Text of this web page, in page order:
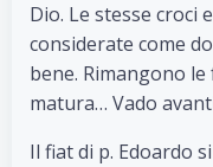
Dio. Le stesse croci
considerate come
bene. Rimangono le
matura… Vado
Il fiat di p. Edoardo